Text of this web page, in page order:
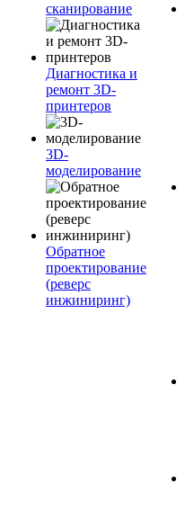
сканирование
Диагностика и
ремонт 3D-
принтеров
3D-
моделирование
Обратное
проектирование
(реверс
инжиниринг)